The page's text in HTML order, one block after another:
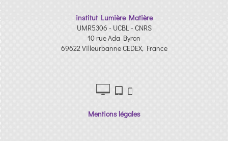
institut Lumière Matière
UMR5306 - UCBL - CNRS
10 rue Ada Byron
69622 Villeurbanne CEDEX, France
Mentions légales